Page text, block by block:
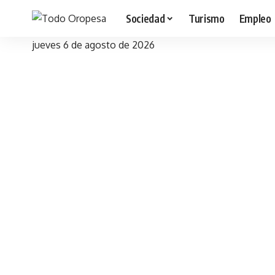
Sociedad Turismo Empleo
jueves 6 de agosto de 2026